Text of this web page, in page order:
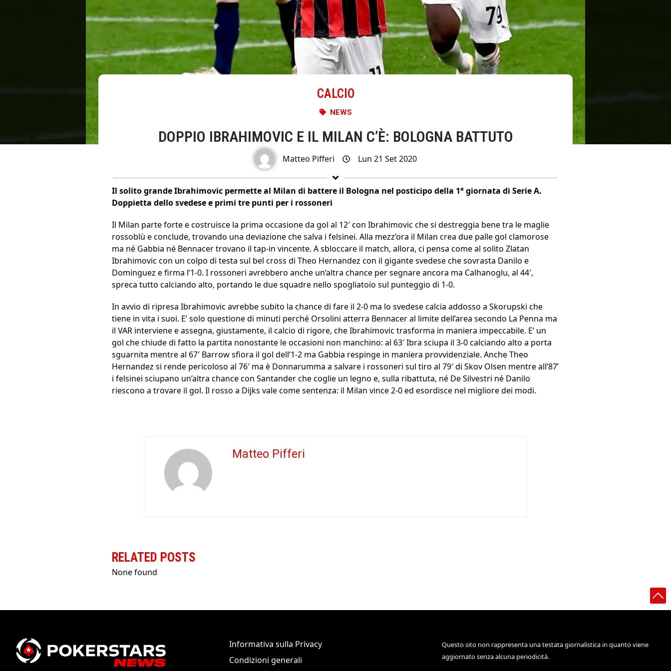
CALCIO
NEWS
DOPPIO IBRAHIMOVIC E IL MILAN C’È: BOLOGNA BATTUTO
Matteo Pifferi Lun 21 Set 2020
Il solito grande Ibrahimovic permette al Milan di battere il Bologna nel posticipo della 1° giornata di Serie A.
Doppietta dello svedese e primi tre punti per i rossoneri
Il Milan parte forte e costruisce la prima occasione da gol al 12′ con Ibrahimovic che si destreggia bene tra le maglie
rossoblù e conclude, trovando una deviazione che salva i felsinei. Alla mezz’ora il Milan crea due palle gol clamorose
ma né Gabbia né Bennacer trovano il tap-in vincente. A sbloccare il match, allora, ci pensa come al solito Zlatan
Ibrahimovic con un colpo di testa sul bel cross di Theo Hernandez con il gigante svedese che sovrasta Danilo e
Dominguez e firma l’1-0. I rossoneri avrebbero anche un’altra chance per segnare ancora ma Calhanoglu, al 44′,
spreca tutto calciando alto, portando le due squadre nello spogliatoio sul punteggio di 1-0.
In avvio di ripresa Ibrahimovic avrebbe subito la chance di fare il 2-0 ma lo svedese calcia addosso a Skorupski che
tiene in vita i suoi. E’ solo questione di minuti perché Orsolini atterra Bennacer al limite dell’area secondo La Penna ma
il VAR interviene e assegna, giustamente, il calcio di rigore, che Ibrahimovic trasforma in maniera impeccabile. E’ un
gol che chiude di fatto la partita nonostante le occasioni non manchino: al 63′ Ibra sciupa il 3-0 calciando alto a porta
sguarnita mentre al 67′ Barrow sfiora il gol dell’1-2 ma Gabbia respinge in maniera provvidenziale. Anche Theo
Hernandez si rende pericoloso al 76′ ma è Donnarumma a salvare i rossoneri sul tiro al 79′ di Skov Olsen mentre all’87’
i felsinei sciupano un’altra chance con Santander che coglie un legno e, sulla ribattuta, né De Silvestri né Danilo
riescono a trovare il gol. Il rosso a Dijks vale come sentenza: il Milan vince 2-0 ed esordisce nel migliore dei modi.
Matteo Pifferi
RELATED POSTS
None found
Informativa sulla Privacy
Condizioni generali
Questo sito non rappresenta una testata giornalistica in quanto viene
aggiornato senza alcuna periodicità.